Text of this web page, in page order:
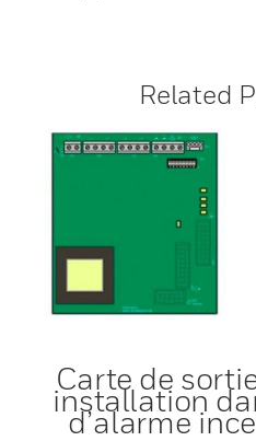
Related
Carte de
installation
d’alarme